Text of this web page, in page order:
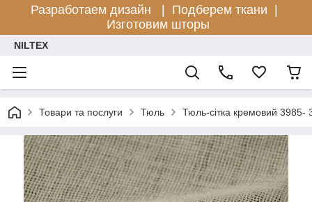
Разработаем дизайн |
Подберем ткани |
Изготовим шторы
NILTEX
Товари та послуги Тюль Тюль-сітка кремовий 3985-